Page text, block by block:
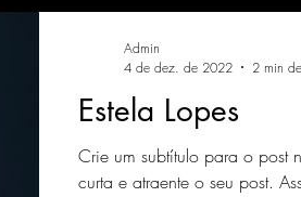
Estela Lopes
Crie um subtítulo para o post
curta e atraente o seu post.
Admin
4 de dez. de 2022
2 min